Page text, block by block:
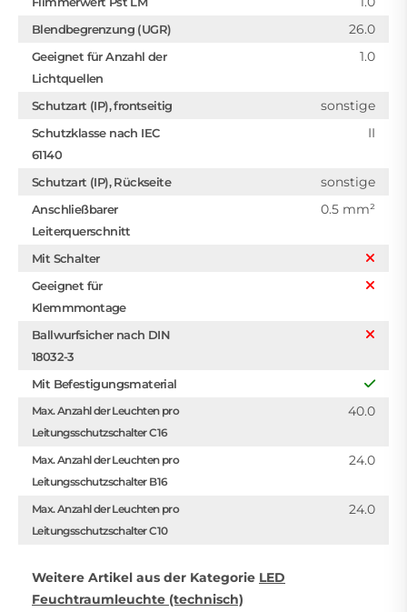
Blendbegrenzung (UGR) 26.0
Geeignet für Anzahl der
Lichtquellen
1.0
Schutzart (IP), frontseitig sonstige
Schutzklasse nach IEC
61140
II
Schutzart (IP), Rückseite sonstige
Anschließbarer
Leiterquerschnitt
0.5 mm²
Mit Schalter
Geeignet für
Klemmmontage
Ballwurfsicher nach DIN
18032-3
Mit Befestigungsmaterial
Max. Anzahl der Leuchten pro
Leitungsschutzschalter C16
40.0
Max. Anzahl der Leuchten pro
Leitungsschutzschalter B16
24.0
Max. Anzahl der Leuchten pro
Leitungsschutzschalter C10
24.0
Weitere Artikel aus der Kategorie LED
Feuchtraumleuchte (technisch)